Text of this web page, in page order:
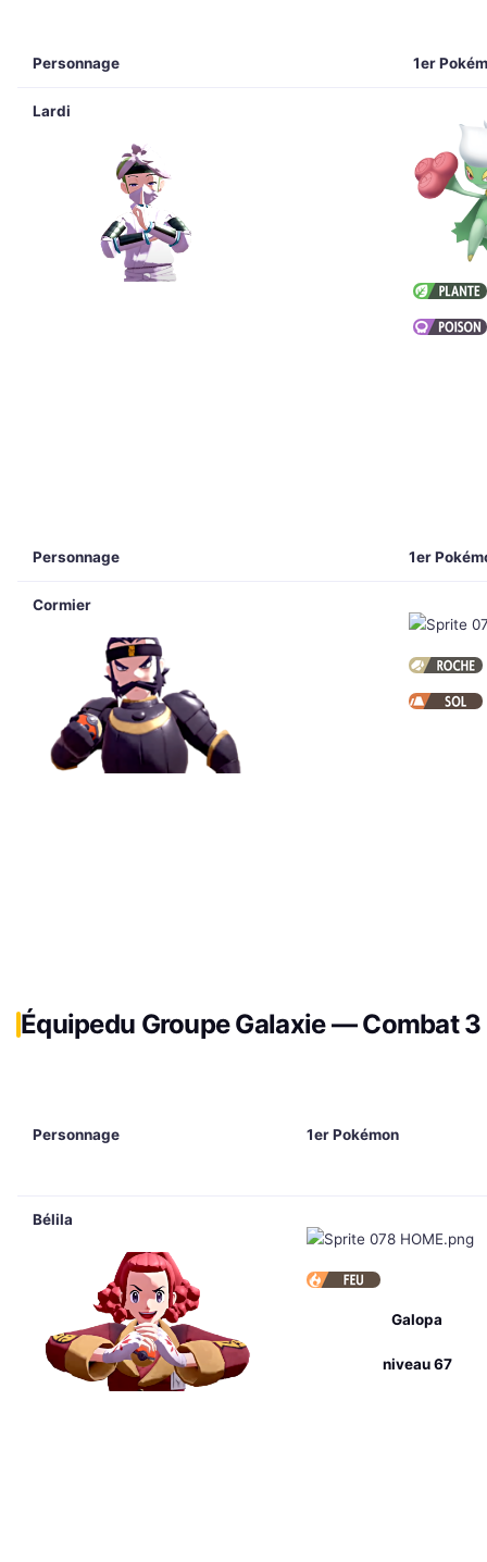
Personnage 1er
Lardi
Personnage 1er
Cormier
Équipedu Groupe Galaxie — Combat 3
Personnage 1er Pokémon
Bélila
Galopa
niveau 67